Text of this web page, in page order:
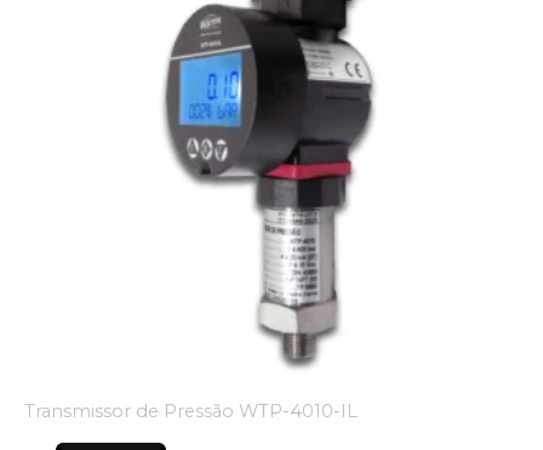
Transmissor de Pressão WTP-4010-IL